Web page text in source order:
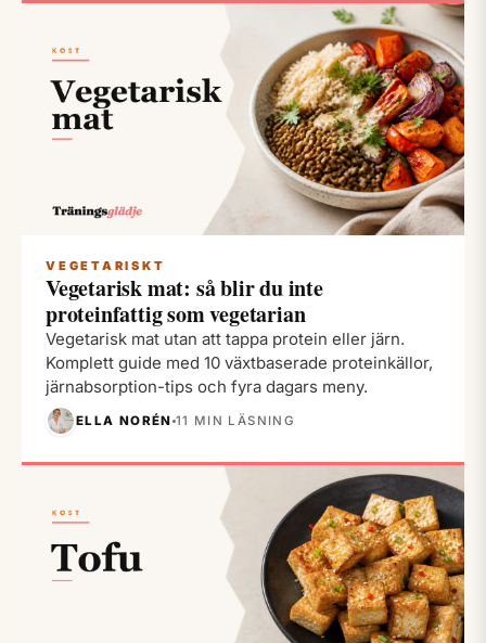
VEGETARISKT
Vegetarisk mat: så blir du inte
proteinfattig som vegetarian
Vegetarisk mat utan att tappa protein eller järn.
Komplett guide med 10 växtbaserade proteinkällor,
järnabsorption-tips och fyra dagars meny.
ELLA NORÉN 11 MIN LÄSNING